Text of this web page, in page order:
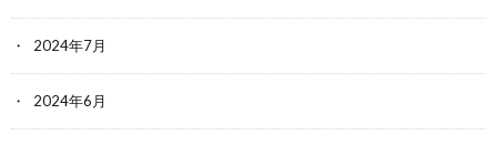
2024年7月
2024年6月